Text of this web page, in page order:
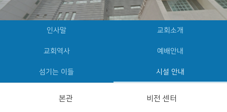
인사말 교회소개
교회역사 예배안내
섬기는 이들 시설 안내
본관 비전 센터